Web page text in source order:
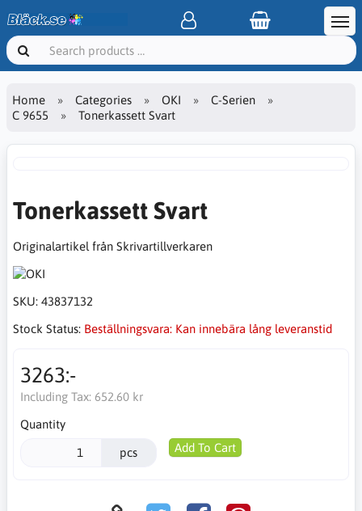
Home Categories OKI
C-Serien
C 9655
Tonerkassett Svart
Tonerkassett Svart
Originalartikel från Skrivartillverkaren
SKU: 43837132
Stock Status: Beställningsvara: Kan innebära lång leveranstid
3263:-
Including Tax: 652.60 kr
Quantity
pcs Add To Cart